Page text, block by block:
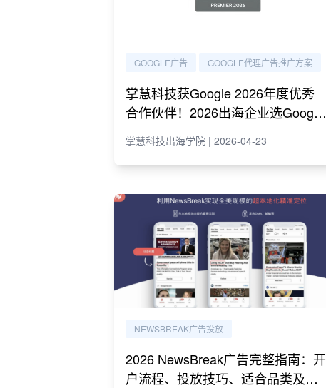
GOOGLE广告 GOOGLE代理广告推广方案
掌慧科技获Google 2026年度优秀
合作伙伴！2026出海企业选Google
掌慧科技出海学院 | 2026-04-23
NEWSBREAK广告投放
2026 NewsBreak广告完整指南：开
户流程、投放技巧、适合品类及代